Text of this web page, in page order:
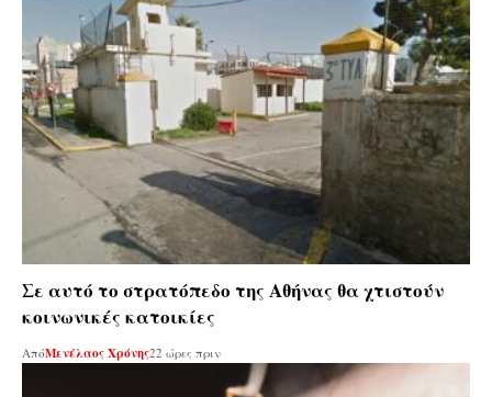
Σε αυτό το στρατόπεδο της Αθήνας θα χτιστούν
κοινωνικές κατοικίες
ΑπόΜενέλαος Χρόνης22 ώρες πριν